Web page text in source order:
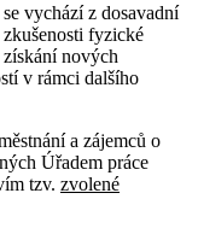
vychází z dosavadní
fyzické
nových
v rámci dalšího
a zájemců o
Úřadem práce
tzv. zvolené